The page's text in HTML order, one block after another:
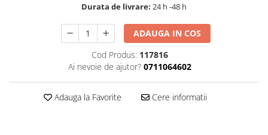
Tincturi si Gemoderivate
Tuse gat si respiratie
Vitamine si minerale
Durata de livrare: 24 h -48 h
ADAUGA IN COS
Cod Produs: 117816
Ai nevoie de ajutor? 0711064602
Adauga la Favorite Cere informatii